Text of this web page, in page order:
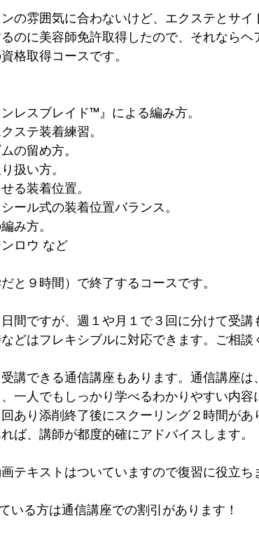
の雰囲気に合わないけど、エクステとサイ
のに美容師免許取得したので、それならヘ
格取得コースです。
レスブレイド™️』による編み方。
ステ装着練習。
の留め方。
扱い方。
る装着位置。
ール式の装着位置バランス。
み方。
ロウ など
と９時間）で終了するコースです。
間ですが、週１や月１で３回に分けて受
どはフレキシブルに対応できます。ご相談
講できる通信講座もあります。通信講座
一人でもしっかり学べるわかりやすい内容
あり添削終了後にスクーリング２時間が
ば、講師が都度的確にアドバイスします。
テキストはついていますので復習に役立ち
いる方は通信講座での割引があります！